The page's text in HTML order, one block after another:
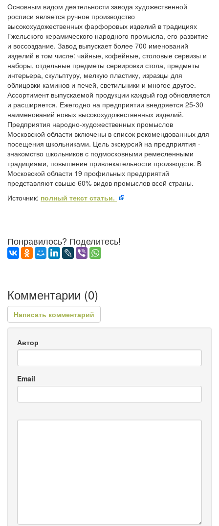
Основным видом деятельности завода художественной
росписи является ручное производство
высокохудожественных фарфоровых изделий в традициях
Гжельского керамического народного промысла, его развитие
и воссоздание. Завод выпускает более 700 именований
изделий в том числе: чайные, кофейные, столовые сервизы и
наборы, отдельные предметы сервировки стола, предметы
интерьера, скульптуру, мелкую пластику, изразцы для
облицовки каминов и печей, светильники и многое другое.
Ассортимент выпускаемой продукции каждый год обновляется
и расширяется. Ежегодно на предприятии внедряется 25-30
наименований новых высокохудожественных изделий.
Предприятия народно-художественных промыслов
Московской области включены в список рекомендованных для
посещения школьниками. Цель экскурсий на предприятия -
знакомство школьников с подмосковными ремесленными
традициями, повышение привлекательности производств. В
Московской области 19 профильных предприятий
представляют свыше 60% видов промыслов всей страны.
Источник: полный текст статьи.
Понравилось? Поделитесь!
Комментарии (0)
Написать комментарий
Автор
Email